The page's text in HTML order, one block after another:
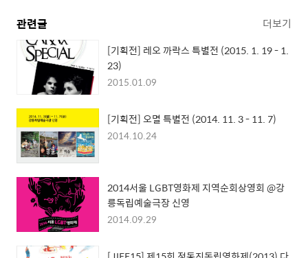
관련글 더보기
[기획전] 레오 까락스 특별전 (2015. 1. 19 - 1.
23)
2015.01.09
[기획전] 오멸 특별전 (2014. 11. 3 - 11. 7)
2014.10.24
2014서울 LGBT영화제 지역순회상영회 @강
릉독립예술극장 신영
2014.09.29